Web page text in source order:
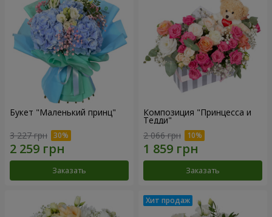
Букет "Маленький принц"
3 227 грн
Заказать
Композиция "Принцесса и
Тедди"
2 066 грн
Заказать